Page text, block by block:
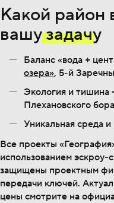
Какой район
вашузадачу
Баланс «вода +
озера», 5-й
Экология и тишина
Плехановского
Уникальная среда
Все проекты
использованием эскроу-
защищены проектным
передачи ключей.
цены смотрите на